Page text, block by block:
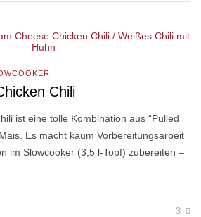
Chili
ist eine tolle Kombination aus “Pulled
Es macht kaum Vorbereitungsarbeit
im Slowcooker (3,5 l-Topf) zubereiten –
3